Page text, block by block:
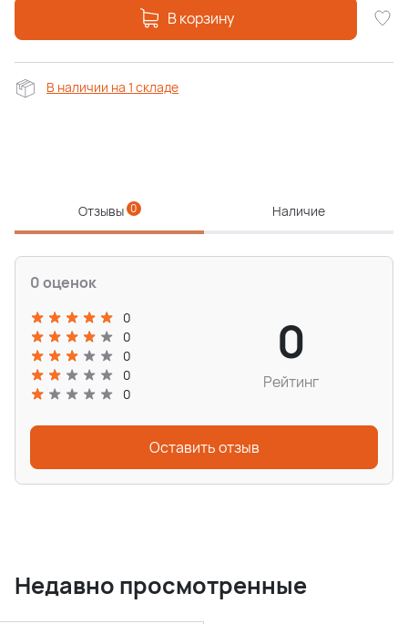
В корзину
В наличии на 1 складе
Отзывы 0 Наличие
0 оценок
0
0
0
0
0
0
Рейтинг
Оставить отзыв
Недавно просмотренные